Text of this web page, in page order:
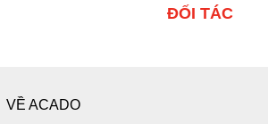
ĐỐI TÁC
VỀ ACADO